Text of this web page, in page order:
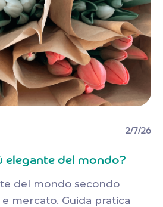
2/7/26
elegante del mondo?
del mondo secondo
mercato. Guida pratica